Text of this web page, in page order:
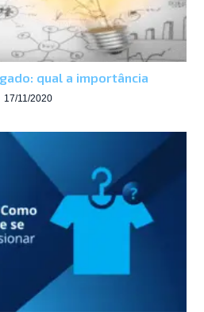
qual a importância
17/11/2020